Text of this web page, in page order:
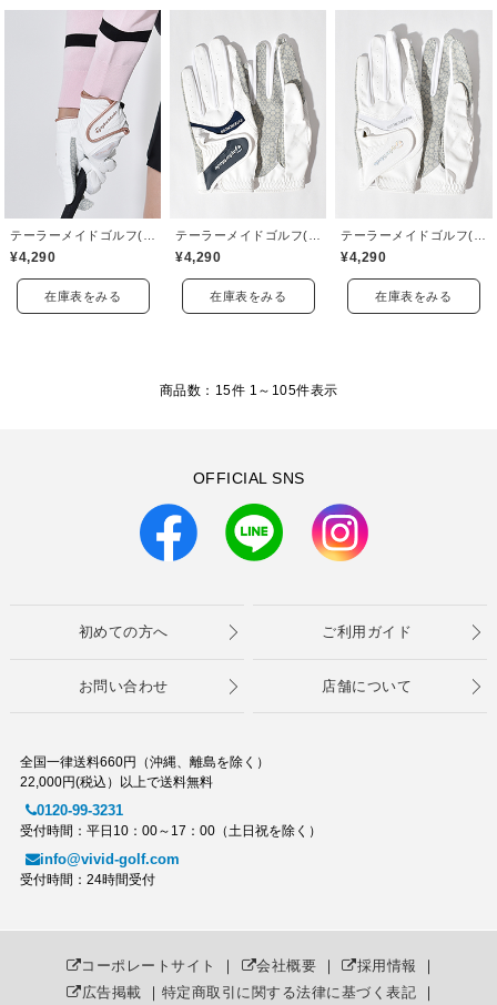
¥4,290
在庫表をみる
¥4,290
在庫表をみる
¥4,290
在庫表をみる
商品数：15件 1～ 105件表示
OFFICIAL SNS
初めての方へ ご利用ガイド
お問い合わせ 店舗について
全国一律送料660円（沖縄、離島を除く）
22,000円(税込）以上で送料無料
0120-99-3231
受付時間：平日10：00～17：00（土日祝を除く）
info@vivid-golf.com
受付時間：24時間受付
コーポレートサイト ｜ 会社概要 ｜ 採用情報 ｜
広告掲載 ｜ 特定商取引に関する法律に基づく表記 ｜